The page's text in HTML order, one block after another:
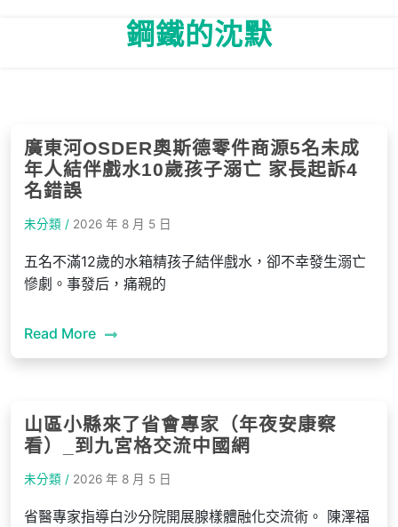
鋼鐵的沈默
廣東河OSDER奧斯德零件商源5名未成
年人結伴戲水10歲孩子溺亡 家長起訴4
名錯誤
未分類 / 2026 年 8 月 5 日
五名不滿12歲的水箱精孩子結伴戲水，卻不幸發生溺亡
慘劇。事發后，痛親的
Read More
山區小縣來了省會專家（年夜安康察
看）_到九宮格交流中國網
未分類 / 2026 年 8 月 5 日
省醫專家指導白沙分院開展腺樣體融化交流術。 陳澤福